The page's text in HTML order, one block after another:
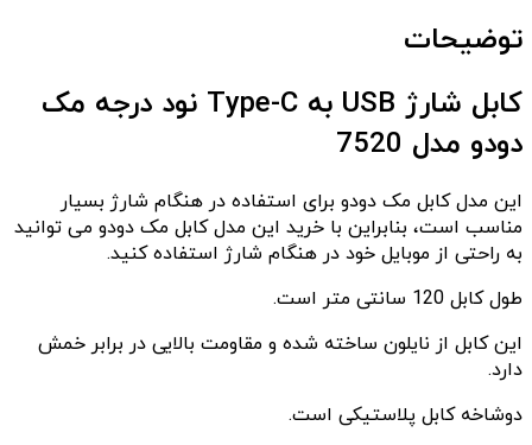
توضیحات
کابل شارژ USB به Type-C نود درجه مک
دودو مدل 7520
این مدل کابل مک دودو برای استفاده در هنگام شارژ بسیار
مناسب است، بنابراین با خرید این مدل کابل مک دودو می توانید
به راحتی از موبایل خود در هنگام شارژ استفاده کنید.
طول کابل 120 سانتی متر است.
این کابل از نایلون ساخته شده و مقاومت بالایی در برابر خمش
دارد.
دوشاخه کابل پلاستیکی است.